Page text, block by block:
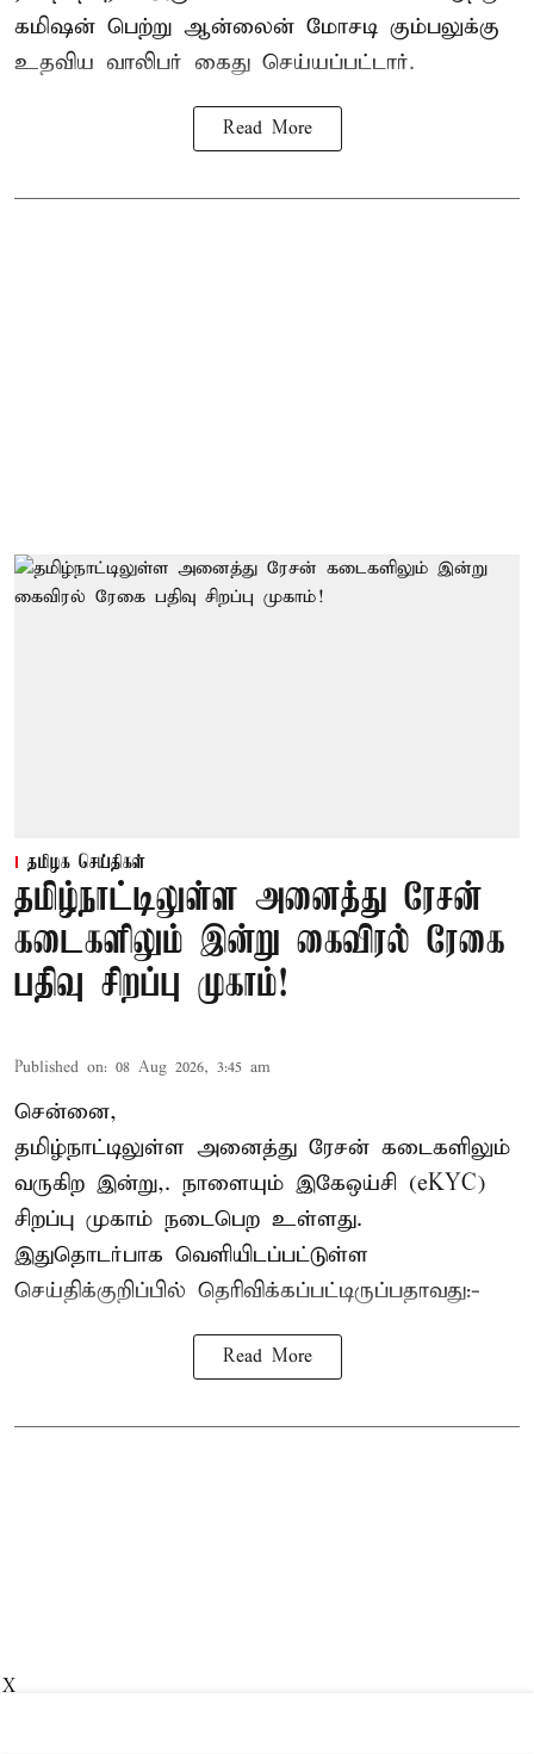
கமிஷன் பெற்று ஆன்லைன் மோசடி கும்பலுக்கு
உதவிய வாலிபர் கைது செய்யப்பட்டார்.
Read More
தமிழக செய்திகள்
தமிழ்நாட்டிலுள்ள அனைத்து ரேசன்
கடைகளிலும் இன்று கைவிரல் ரேகை
பதிவு சிறப்பு முகாம்!
Published on: 08 Aug 2026, 3:45 am
சென்னை,
தமிழ்நாட்டிலுள்ள அனைத்து ரேசன் கடைகளிலும்
வருகிற இன்று,. நாளையும் இகேஒய்சி (eKYC)
சிறப்பு முகாம் நடைபெற உள்ளது.
இதுதொடர்பாக வெளியிடப்பட்டுள்ள
செய்திக்குறிப்பில் தெரிவிக்கப்பட்டிருப்பதாவது:-
Read More
X